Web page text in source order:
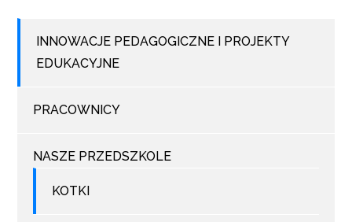
INNOWACJE PEDAGOGICZNE I PROJEKTY
EDUKACYJNE
PRACOWNICY
NASZE PRZEDSZKOLE
KOTKI